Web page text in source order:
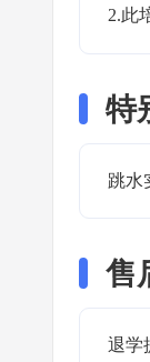
2.此
特
跳水
售
退学